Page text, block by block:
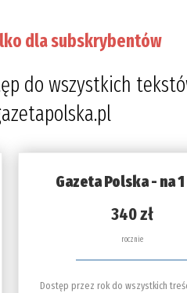
dla subskrybentów
do wszystkich
Gazeta Polska - na
340 zł
rocznie
Dostęp przez rok do wszystkich